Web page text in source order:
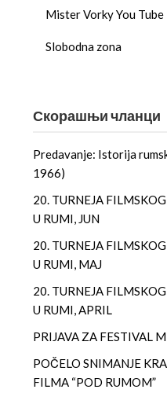
Mister Vorky You Tube
Slobodna zona
Скорашњи чланци
Predavanje: Istorija
1966)
20. TURNEJA
U RUMI, JUN
20. TURNEJA
U RUMI, MAJ
20. TURNEJA
U RUMI, APRIL
PRIJAVA ZA FESTIVAL
POČELO SNIMANJE
FILMA “POD RUMOM”